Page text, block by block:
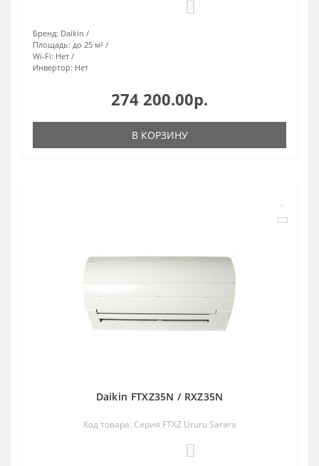
Бренд: Daikin
Площадь: до 25 м²
Wi-Fi: Нет
Инвертор: Нет
274 200.00р.
В КОРЗИНУ
Daikin FTXZ35N / RXZ35N
Код товара: Серия FTXZ Ururu Sarara